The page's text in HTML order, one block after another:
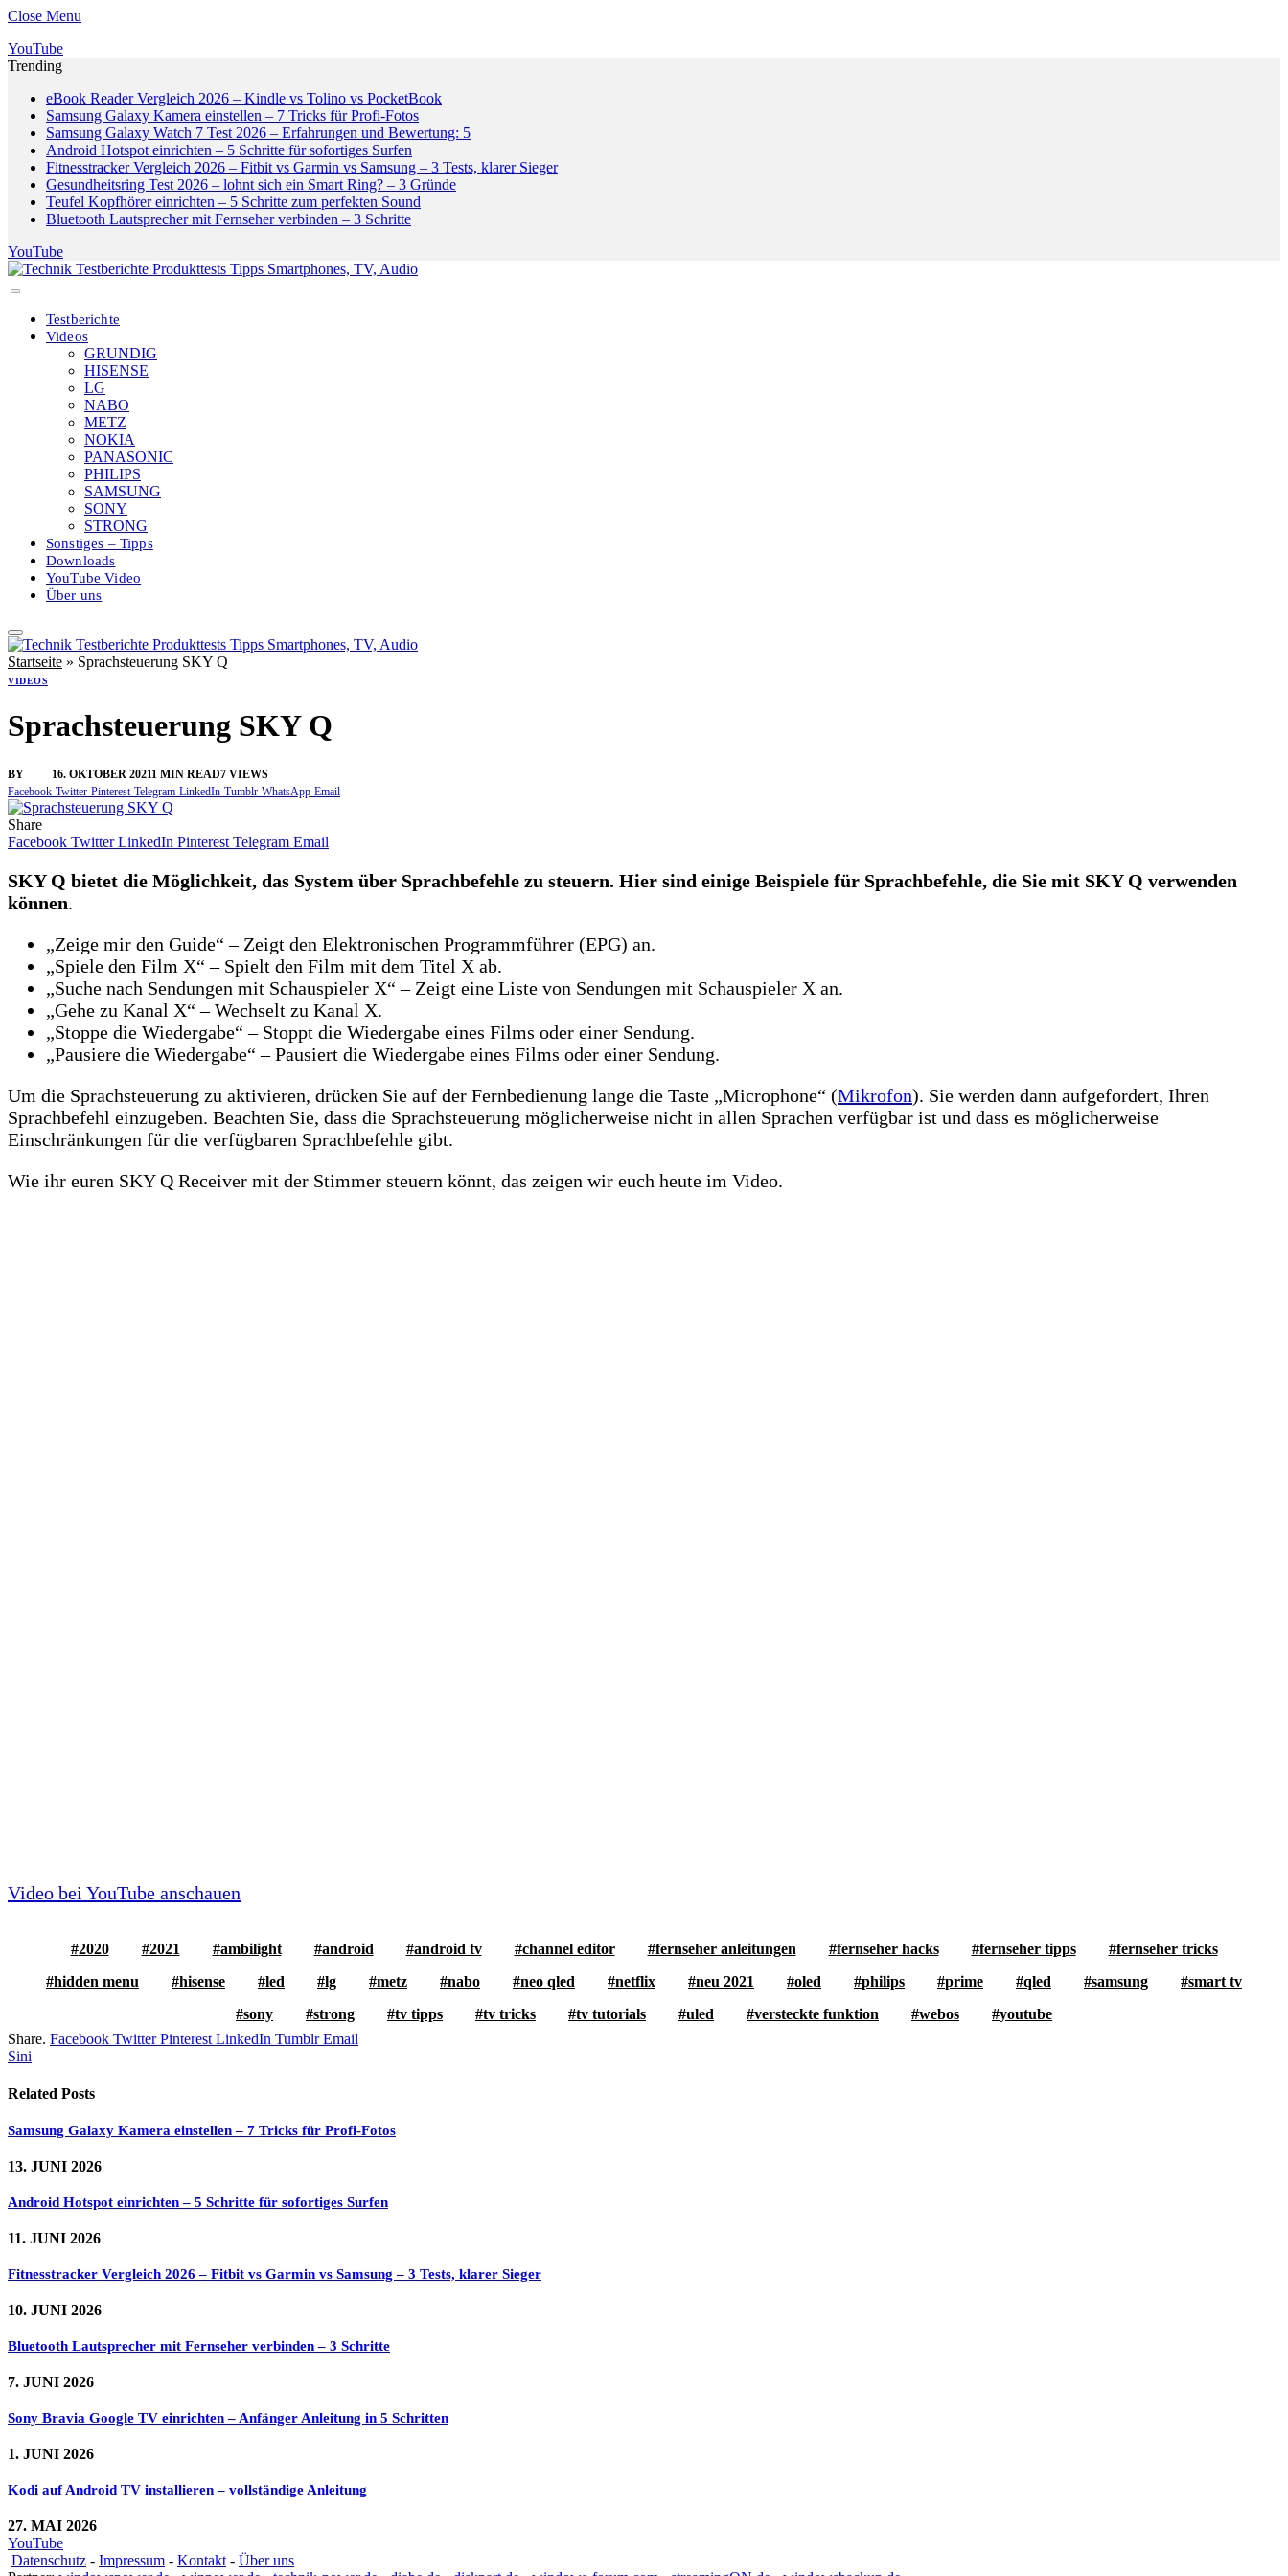
Close Menu
YouTube
Trending
eBook Reader Vergleich 2026 – Kindle vs Tolino vs PocketBook
Samsung Galaxy Kamera einstellen – 7 Tricks für Profi-Fotos
Samsung Galaxy Watch 7 Test 2026 – Erfahrungen und Bewertung: 5
Android Hotspot einrichten – 5 Schritte für sofortiges Surfen
Fitnesstracker Vergleich 2026 – Fitbit vs Garmin vs Samsung – 3 Tests, klarer Sieger
Gesundheitsring Test 2026 – lohnt sich ein Smart Ring? – 3 Gründe
Teufel Kopfhörer einrichten – 5 Schritte zum perfekten Sound
Bluetooth Lautsprecher mit Fernseher verbinden – 3 Schritte
YouTube
Testberichte
Videos
GRUNDIG
HISENSE
LG
NABO
METZ
NOKIA
PANASONIC
PHILIPS
SAMSUNG
SONY
STRONG
Sonstiges – Tipps
Downloads
YouTube Video
Über uns
Startseite » Sprachsteuerung SKY Q
VIDEOS
Sprachsteuerung SKY Q
BY 16. OKTOBER 20211 MIN READ7 VIEWS
Facebook Twitter Pinterest Telegram LinkedIn Tumblr WhatsApp Email
Share
Facebook Twitter LinkedIn Pinterest Telegram Email
SKY Q bietet die Möglichkeit, das System über Sprachbefehle zu steuern. Hier sind einige Beispiele für Sprachbefehle, die Sie mit SKY Q verwenden
können.
„Zeige mir den Guide“ – Zeigt den Elektronischen Programmführer (EPG) an.
„Spiele den Film X“ – Spielt den Film mit dem Titel X ab.
„Suche nach Sendungen mit Schauspieler X“ – Zeigt eine Liste von Sendungen mit Schauspieler X an.
„Gehe zu Kanal X“ – Wechselt zu Kanal X.
„Stoppe die Wiedergabe“ – Stoppt die Wiedergabe eines Films oder einer Sendung.
„Pausiere die Wiedergabe“ – Pausiert die Wiedergabe eines Films oder einer Sendung.
Um die Sprachsteuerung zu aktivieren, drücken Sie auf der Fernbedienung lange die Taste „Microphone“ (Mikrofon). Sie werden dann aufgefordert, Ihren
Sprachbefehl einzugeben. Beachten Sie, dass die Sprachsteuerung möglicherweise nicht in allen Sprachen verfügbar ist und dass es möglicherweise
Einschränkungen für die verfügbaren Sprachbefehle gibt.
Wie ihr euren SKY Q Receiver mit der Stimmer steuern könnt, das zeigen wir euch heute im Video.
Video bei YouTube anschauen
2020 2021 ambilight android android tv channel editor fernseher anleitungen fernseher hacks fernseher tipps
fernseher tricks
hidden menu
hisense led lg metz nabo neo qled netflix neu 2021 oled philips prime qled samsung
smart tv
sony
strong tv tipps tv tricks tv tutorials uled versteckte funktion webos
youtube
Share. Facebook Twitter Pinterest LinkedIn Tumblr Email
Sini
Related Posts
Samsung Galaxy Kamera einstellen – 7 Tricks für Profi-Fotos
13. JUNI 2026
Android Hotspot einrichten – 5 Schritte für sofortiges Surfen
11. JUNI 2026
Fitnesstracker Vergleich 2026 – Fitbit vs Garmin vs Samsung – 3 Tests, klarer Sieger
10. JUNI 2026
Bluetooth Lautsprecher mit Fernseher verbinden – 3 Schritte
7. JUNI 2026
Sony Bravia Google TV einrichten – Anfänger Anleitung in 5 Schritten
1. JUNI 2026
Kodi auf Android TV installieren – vollständige Anleitung
27. MAI 2026
YouTube
Datenschutz - Impressum - Kontakt - Über uns